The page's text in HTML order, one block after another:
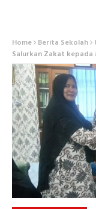
Home Berita Sekolah
Salurkan Zakat kepada